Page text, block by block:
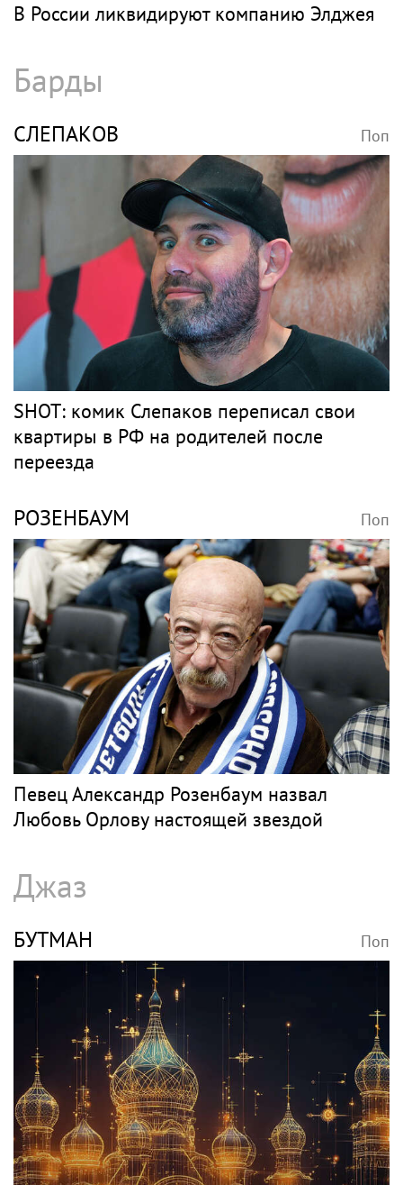
В России ликвидируют компанию Элджея
Барды
СЛЕПАКОВ Поп
SHOT: комик Слепаков переписал свои
квартиры в РФ на родителей после
переезда
РОЗЕНБАУМ Поп
Певец Александр Розенбаум назвал
Любовь Орлову настоящей звездой
Джаз
БУТМАН Поп